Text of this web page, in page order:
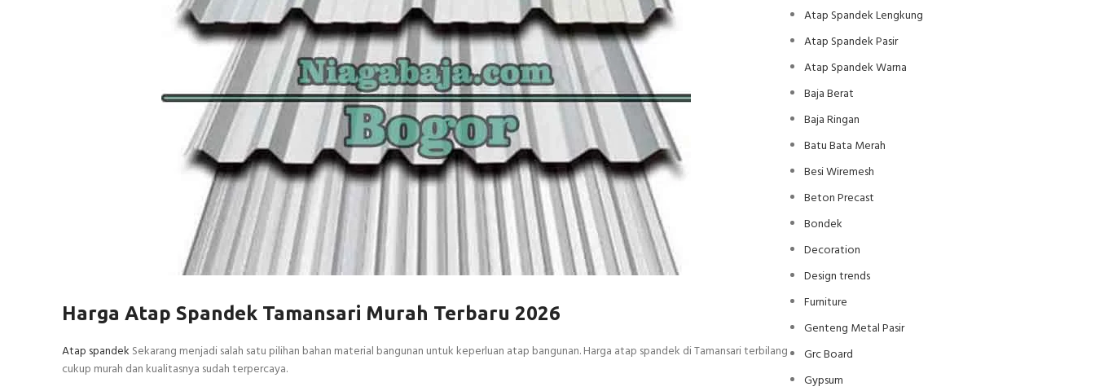
Harga Atap Spandek Tamansari Murah Terbaru 2026
Atap spandek Sekarang menjadi salah satu pilihan bahan material bangunan untuk keperluan atap bangunan. Harga atap spandek di Tamansari terbilang
cukup murah dan kualitasnya sudah terpercaya.
Atap Spandek Lengkung
Atap Spandek Pasir
Atap Spandek Warna
Baja Berat
Baja Ringan
Batu Bata Merah
Besi Wiremesh
Beton Precast
Bondek
Decoration
Design trends
Furniture
Genteng Metal Pasir
Grc Board
Gypsum